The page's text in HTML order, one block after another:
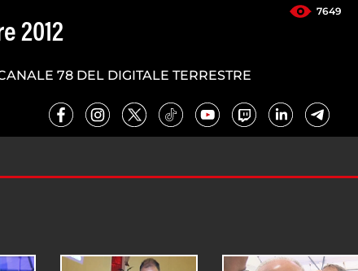
7649
2012
78 DEL DIGITALE TERRESTRE